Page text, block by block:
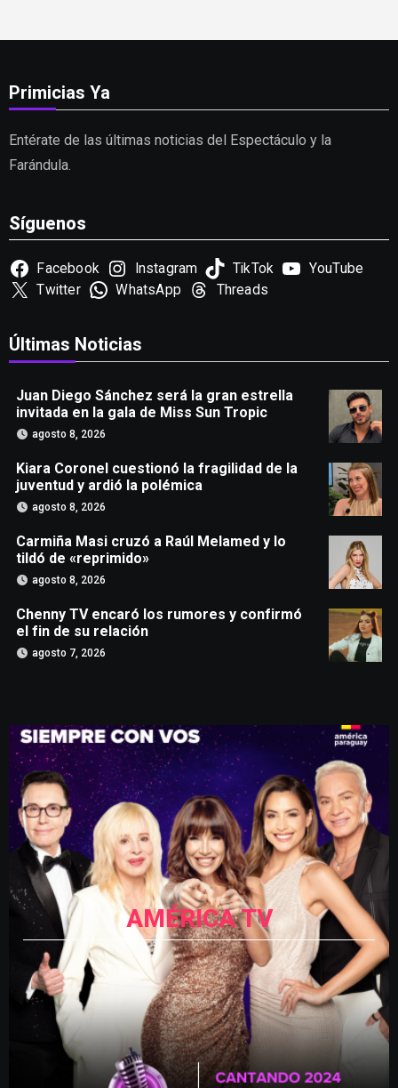
Primicias Ya
Entérate de las últimas noticias del Espectáculo y la
Farándula.
Síguenos
Facebook Instagram TikTok
YouTube
Twitter
WhatsApp Threads
Últimas Noticias
Juan Diego Sánchez será la gran estrella
invitada en la gala de Miss Sun Tropic
agosto 8, 2026
Kiara Coronel cuestionó la fragilidad de la
juventud y ardió la polémica
agosto 8, 2026
Carmiña Masi cruzó a Raúl Melamed y lo
tildó de «reprimido»
agosto 8, 2026
Chenny TV encaró los rumores y confirmó
el fin de su relación
agosto 7, 2026
AMÉRICA TV